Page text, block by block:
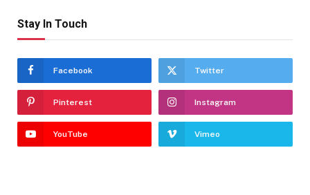
Stay In Touch
Facebook Twitter
Pinterest Instagram
YouTube Vimeo